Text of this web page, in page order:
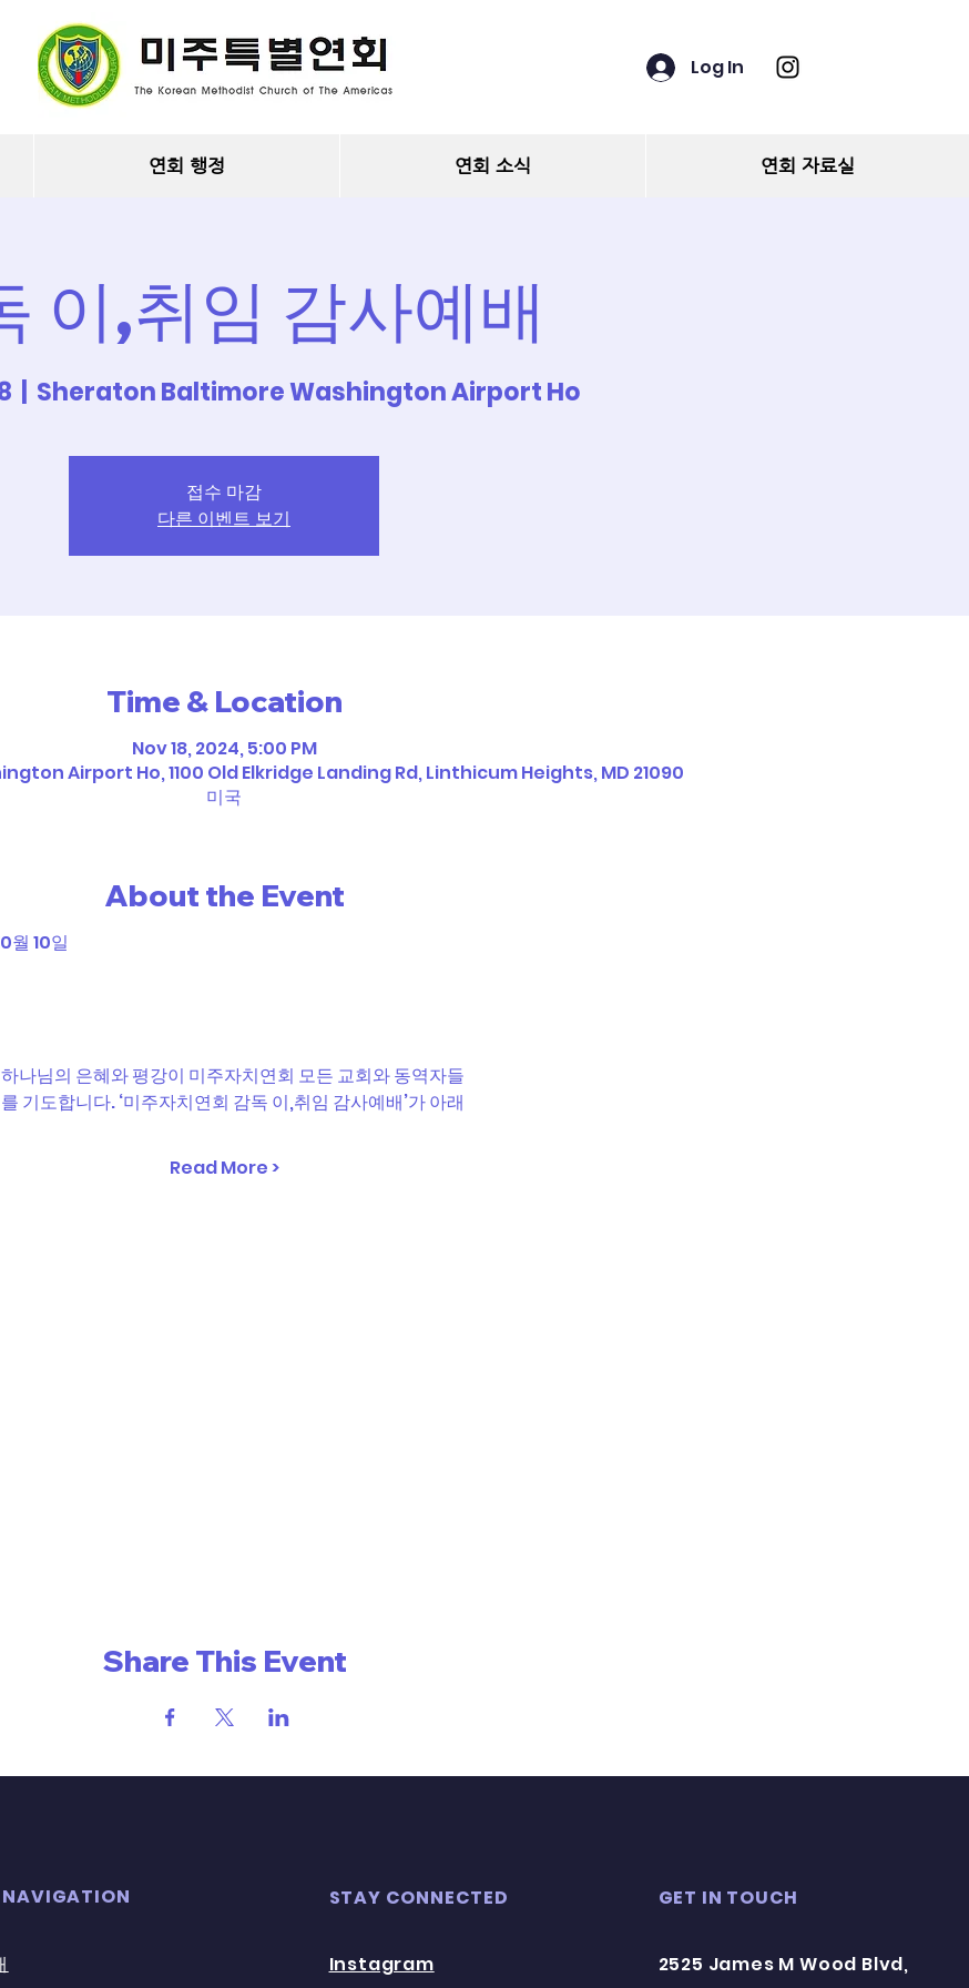
Log In
연회 행정 연회 소식 연회 자료실
이,취임 감사예배
Sheraton Baltimore Washington Airport Ho
접수 마감
다른 이벤트 보기
Time & Location
Nov 18, 2024, 5:00 PM
Airport Ho, 1100 Old Elkridge Landing Rd, Linthicum Heights, MD 21090
미국
About the Event
월 10일
나님의 은혜와 평강이 미주자치연회 모든 교회와 동역자들
기도합니다. ‘미주자치연회 감독 이,취임 감사예배’가 아래
Read More >
Share This Event
STAY CONNECTED
Instagram
GET IN TOUCH
2525 James M Wood Blvd,